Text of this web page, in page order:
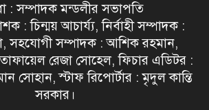
: সম্পাদক মন্ডলীর সভাপতি
: চিন্ময় আচার্য্য, নির্বাহী সম্পাদক :
সহযোগী সম্পাদক : আশিক রহমান,
রেজা সোহেল, ফিচার এডিটর :
সোহান, স্টাফ রিপোর্টার : মৃদুল কান্তি
সরকার।